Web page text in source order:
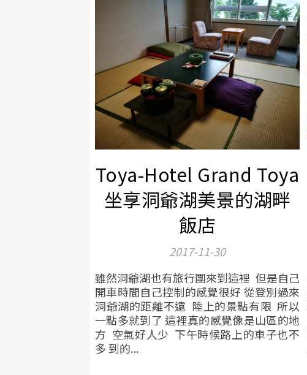
Toya-Hotel Grand Toya
坐享洞爺湖美景的湖畔
飯店
2017-11-30
雖然洞爺湖也有旅行團來到這裡 但是自己
開車時間自己控制的感覺很好 從登別過來
洞爺湖的距離不遠 陸上的景點有限 所以
一點多就到了 這裡真的感覺像是山區的地
方 空氣好人少 下午時候路上的車子也不
多 到的...